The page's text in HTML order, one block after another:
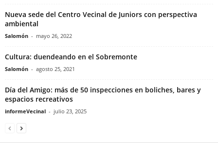
Nueva sede del Centro Vecinal de Juniors con perspectiva
ambiental
Salomón - mayo 26, 2022
Cultura: duendeando en el Sobremonte
Salomón - agosto 25, 2021
Día del Amigo: más de 50 inspecciones en boliches, bares y
espacios recreativos
informeVecinal - julio 23, 2025